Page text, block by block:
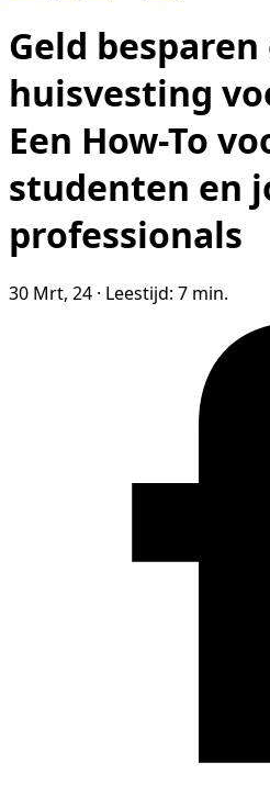
Geld besparen
huisvesting
Een How-To
studenten en
professionals
30 Mrt, 24 · Leestijd: 7 min.